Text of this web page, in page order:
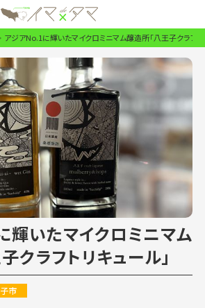
アジアNo.1に輝いたマイクロミニマム醸造所「八王子クラフト
輝いたマイクロミニマム
クラフトリキュール」
市